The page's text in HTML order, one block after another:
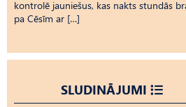
kontrolē jauniešus, kas nakts stundās
pa Cēsīm ar […]
SLUDINĀJUMI